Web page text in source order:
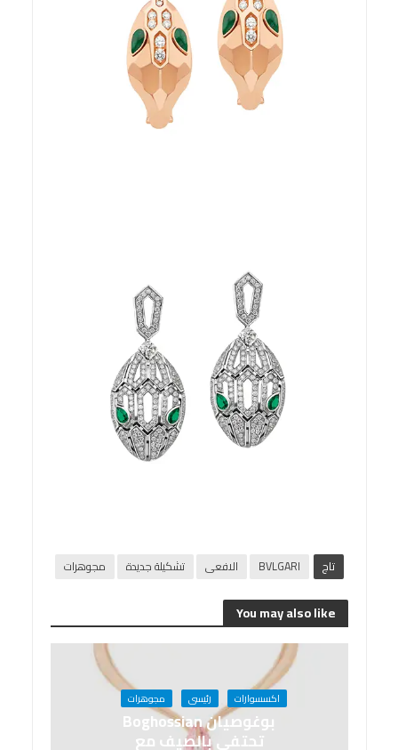
تاج BVLGARI الافعى تشكيلة جديدة مجوهرات
You may also like
اكسسوارات رئيسى مجوهرات
بوغوصيان Boghossian
تحتفي بالصيف مع